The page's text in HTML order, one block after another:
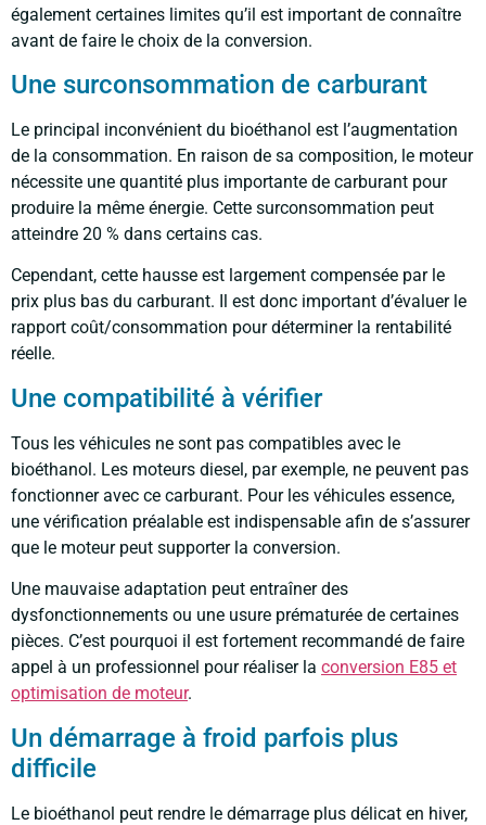
également certaines limites qu’il est important de connaître
avant de faire le choix de la conversion.
Une surconsommation de carburant
Le principal inconvénient du bioéthanol est l’augmentation
de la consommation. En raison de sa composition, le moteur
nécessite une quantité plus importante de carburant pour
produire la même énergie. Cette surconsommation peut
atteindre 20 % dans certains cas.
Cependant, cette hausse est largement compensée par le
prix plus bas du carburant. Il est donc important d’évaluer le
rapport coût/consommation pour déterminer la rentabilité
réelle.
Une compatibilité à vérifier
Tous les véhicules ne sont pas compatibles avec le
bioéthanol. Les moteurs diesel, par exemple, ne peuvent pas
fonctionner avec ce carburant. Pour les véhicules essence,
une vérification préalable est indispensable afin de s’assurer
que le moteur peut supporter la conversion.
Une mauvaise adaptation peut entraîner des
dysfonctionnements ou une usure prématurée de certaines
pièces. C’est pourquoi il est fortement recommandé de faire
appel à un professionnel pour réaliser la conversion E85 et
optimisation de moteur.
Un démarrage à froid parfois plus
difficile
Le bioéthanol peut rendre le démarrage plus délicat en hiver,